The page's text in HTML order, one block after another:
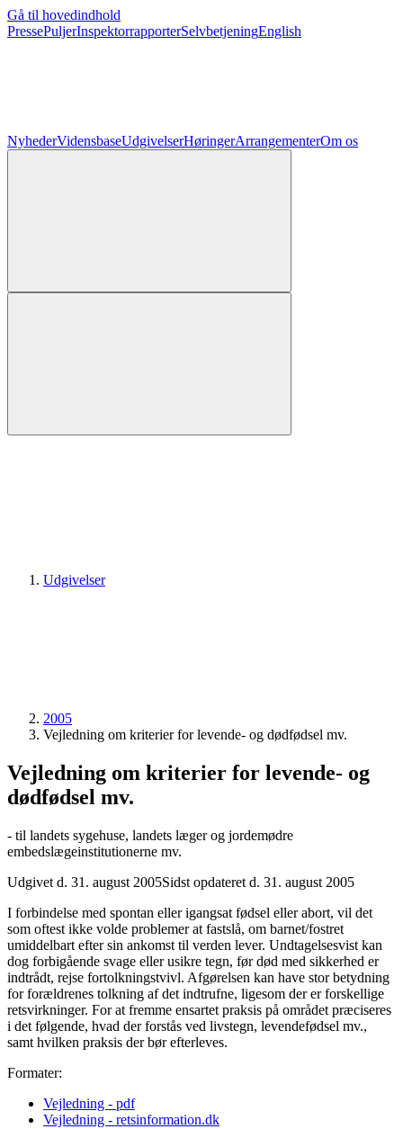
Gå til hovedindhold
PressePuljerInspektorrapporterSelvbetjeningEnglish
NyhederVidensbaseUdgivelserHøringerArrangementerOm os
Udgivelser
2005
Vejledning om kriterier for levende- og dødfødsel mv.
Vejledning om kriterier for levende- og
dødfødsel mv.
- til landets sygehuse, landets læger og jordemødre
embedslægeinstitutionerne mv.
Udgivet d. 31. august 2005Sidst opdateret d. 31. august 2005
I forbindelse med spontan eller igangsat fødsel eller abort, vil det
som oftest ikke volde problemer at fastslå, om barnet/fostret
umiddelbart efter sin ankomst til verden lever. Undtagelsesvist kan
dog forbigående svage eller usikre tegn, før død med sikkerhed er
indtrådt, rejse fortolkningstvivl. Afgørelsen kan have stor betydning
for forældrenes tolkning af det indtrufne, ligesom der er forskellige
retsvirkninger. For at fremme ensartet praksis på området præciseres
i det følgende, hvad der forstås ved livstegn, levendefødsel mv.,
samt hvilken praksis der bør efterleves.
Formater:
Vejledning - pdf
Vejledning - retsinformation.dk